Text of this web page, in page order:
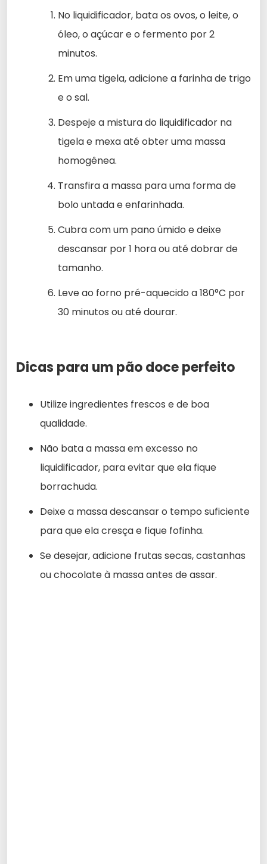
No liquidificador, bata os ovos, o leite, o
óleo, o açúcar e o fermento por 2
minutos.
Em uma tigela, adicione a farinha de trigo
e o sal.
Despeje a mistura do liquidificador na
tigela e mexa até obter uma massa
homogênea.
Transfira a massa para uma forma de
bolo untada e enfarinhada.
Cubra com um pano úmido e deixe
descansar por 1 hora ou até dobrar de
tamanho.
Leve ao forno pré-aquecido a 180°C por
30 minutos ou até dourar.
Dicas para um pão doce perfeito
Utilize ingredientes frescos e de boa
qualidade.
Não bata a massa em excesso no
liquidificador, para evitar que ela fique
borrachuda.
Deixe a massa descansar o tempo suficiente
para que ela cresça e fique fofinha.
Se desejar, adicione frutas secas, castanhas
ou chocolate à massa antes de assar.